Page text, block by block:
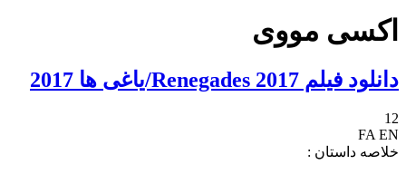
اکسی مووی
دانلود فیلم Renegades 2017/یاغی ها 2017
12
FA EN
خلاصه داستان :